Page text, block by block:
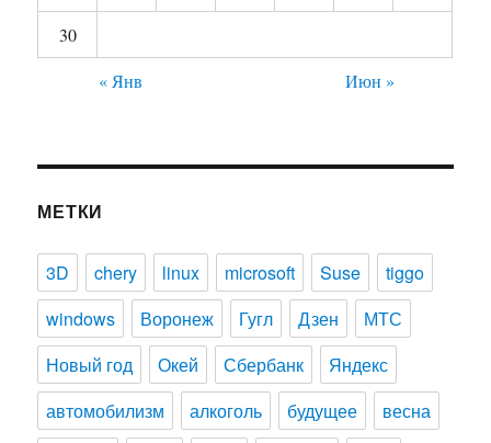
30
« Янв
Июн »
МЕТКИ
3D chery linux microsoft Suse
tiggo
windows
Воронеж Гугл Дзен
МТС
Новый год
Окей Сбербанк
Яндекс
автомобилизм
алкоголь будущее
весна